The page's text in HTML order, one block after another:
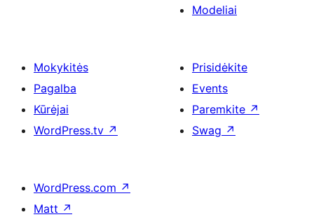
Modeliai
Mokykitės
Pagalba
Kūrėjai
WordPress.tv ↗
Prisidėkite
Events
Paremkite ↗
Swag ↗
WordPress.com ↗
Matt ↗